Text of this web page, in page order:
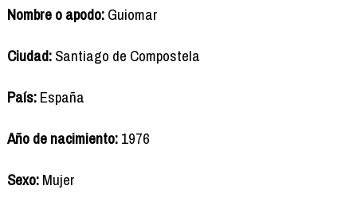
Nombre o apodo:Guiomar
Ciudad:Santiago de Compostela
País:España
Año de nacimiento:1976
Sexo:Mujer